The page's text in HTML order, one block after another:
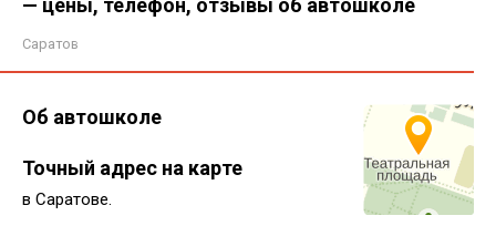
— цены, телефон, отзывы об автошколе
Саратов
Об автошколе
Точный адрес на карте
в Саратове.